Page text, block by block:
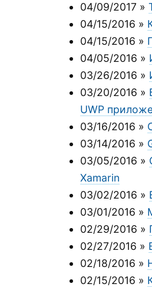
04/09/2017 »
04/15/2016 »
04/15/2016 »
04/05/2016 »
03/26/2016 »
03/20/2016 »
UWP
03/16/2016 »
03/14/2016 »
03/05/2016 »
Xamarin
03/02/2016 »
03/01/2016 »
02/29/2016 »
02/27/2016 »
02/18/2016 »
02/15/2016 »